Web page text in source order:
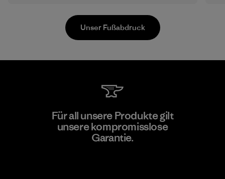
Toyota Tsusho
Material-supplier
Unser Fußabdruck
Für all unsere Produkte gilt
unsere kompromisslose
Garantie.